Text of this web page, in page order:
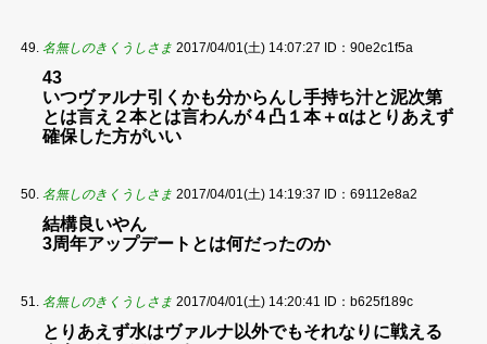
名無しのきくうしさま 2017/04/01(土) 14:07:27 ID：90e2c1f5a
43
いつヴァルナ引くかも分からんし手持ち汁と泥次第
とは言え２本とは言わんが４凸１本＋αはとりあえず
確保した方がいい
名無しのきくうしさま 2017/04/01(土) 14:19:37 ID：69112e8a2
結構良いやん
3周年アップデートとは何だったのか
名無しのきくうしさま 2017/04/01(土) 14:20:41 ID：b625f189c
とりあえず水はヴァルナ以外でもそれなりに戦える